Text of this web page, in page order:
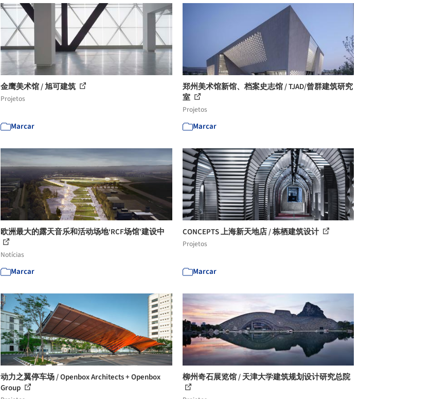
金鹰美术馆 / 旭可建筑
Projetos
Marcar
郑州美术馆新馆、档案史志馆 / TJAD/曾群建筑研究
室
Projetos
Marcar
欧洲最大的露天音乐和活动场地‘RCF场馆’建设中
Notícias
Marcar
CONCEPTS 上海新天地店 / 栋栖建筑设计
Projetos
Marcar
动力之翼停车场 / Openbox Architects + Openbox
Group
柳州奇石展览馆 / 天津大学建筑规划设计研究总院